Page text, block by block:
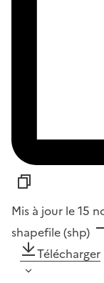
Mis à jour le 15
shapefile (shp)
Télécharger